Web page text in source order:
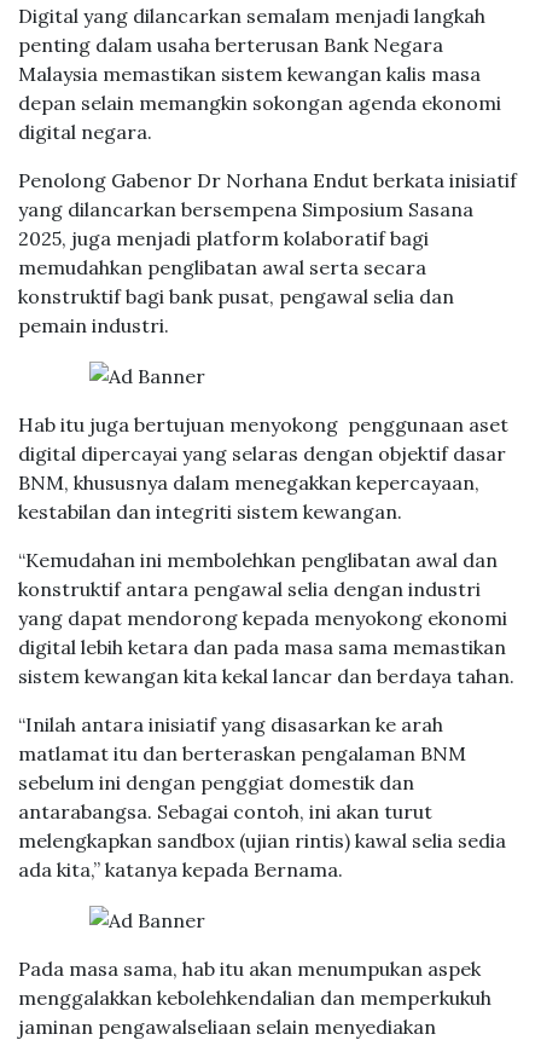
Digital yang dilancarkan semalam menjadi langkah
penting dalam usaha berterusan Bank Negara
Malaysia memastikan sistem kewangan kalis masa
depan selain memangkin sokongan agenda ekonomi
digital negara.
Penolong Gabenor Dr Norhana Endut berkata inisiatif
yang dilancarkan bersempena Simposium Sasana
2025, juga menjadi platform kolaboratif bagi
memudahkan penglibatan awal serta secara
konstruktif bagi bank pusat, pengawal selia dan
pemain industri.
Hab itu juga bertujuan menyokong penggunaan aset
digital dipercayai yang selaras dengan objektif dasar
BNM, khususnya dalam menegakkan kepercayaan,
kestabilan dan integriti sistem kewangan.
“Kemudahan ini membolehkan penglibatan awal dan
konstruktif antara pengawal selia dengan industri
yang dapat mendorong kepada menyokong ekonomi
digital lebih ketara dan pada masa sama memastikan
sistem kewangan kita kekal lancar dan berdaya tahan.
“Inilah antara inisiatif yang disasarkan ke arah
matlamat itu dan berteraskan pengalaman BNM
sebelum ini dengan penggiat domestik dan
antarabangsa. Sebagai contoh, ini akan turut
melengkapkan sandbox (ujian rintis) kawal selia sedia
ada kita,” katanya kepada Bernama.
Pada masa sama, hab itu akan menumpukan aspek
menggalakkan kebolehkendalian dan memperkukuh
jaminan pengawalseliaan selain menyediakan